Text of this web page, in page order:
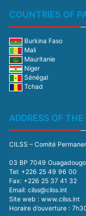
COUNTRIES OF
Burkina Faso
Mali
Mauritanie
Niger
Sénégal
Tchad
ADDRESS OF THE
CILSS – Comité
03 BP 7049
Tel: +226 25 49 96 00
Fax: +226 25 37 41 32
Email: cilss@cilss.int
Site web : www.cilss.int
Horaire d’ouverture :